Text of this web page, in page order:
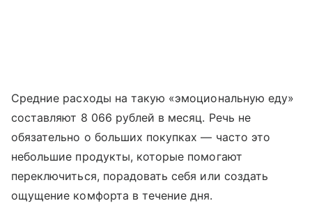
Средние расходы на такую «эмоциональную еду»
составляют 8 066 рублей в месяц. Речь не
обязательно о больших покупках — часто это
небольшие продукты, которые помогают
переключиться, порадовать себя или создать
ощущение комфорта в течение дня.